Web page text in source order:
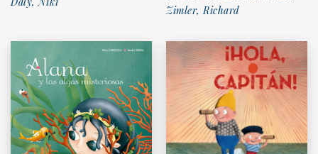
Zimler, Richard